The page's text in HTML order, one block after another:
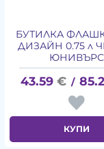
БУТИЛКА
ДИЗАЙН 0.75 л
ЮНИВЪРС
43.59 € /
КУПИ